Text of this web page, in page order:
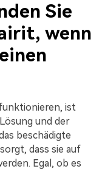
Sie
wenn
ist
und der
beschädigte
dass sie auf
Egal, ob es